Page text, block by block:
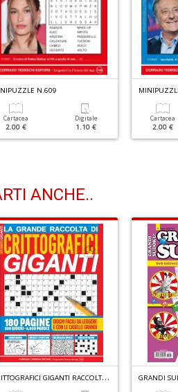
N.609
Cartacea
2.00 €
Digitale
1.10 €
Cartacea
2.00 €
ANCHE..
C
RITTOGRAFICI GIGANTI RACCOLTA N.4